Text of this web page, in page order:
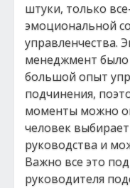
штуки, только
эмоциональной
управленчества.
менеджмент было
большой опыт
подчинения,
моменты можно
человек
руководства и
Важно все это
руководителя